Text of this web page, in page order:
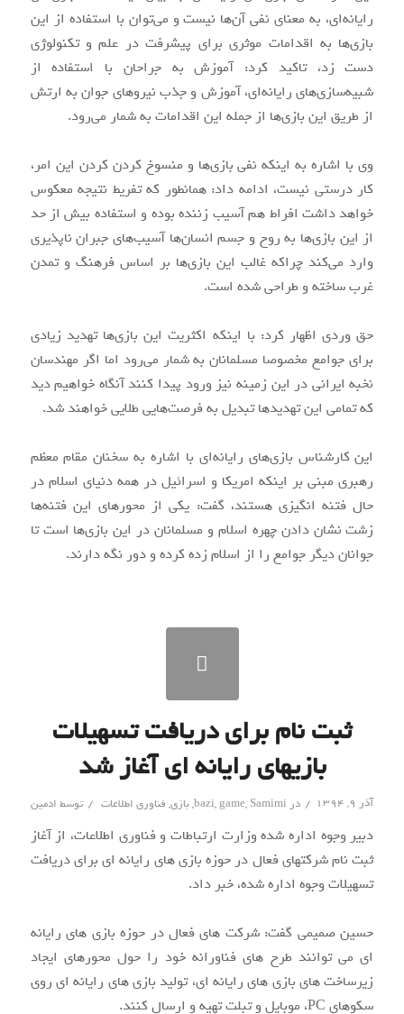
رایانه‌ای، به معنای نفی آن‌ها نیست و می‌توان با استفاده از این
بازی‌ها به اقدامات موثری برای پیشرفت در علم و تکنولوژی
دست زد، تاکید کرد: آموزش به جراحان با استفاده از
شبیه‌‎سازی‌های رایانه‌ای، آموزش و جذب نیروهای جوان به ارتش
از طریق این بازی‌ها از جمله این اقدامات به شمار می‌رود.
وی با اشاره به اینکه نفی بازی‌ها و منسوخ کردن کردن این امر،
کار درستی نیست، ادامه داد: همانطور که تفریط نتیجه معکوس
خواهد داشت افراط هم آسیب زننده بوده و استفاده بیش از حد
از این بازی‌ها به روح و جسم انسان‌ها آسیب‌های جبران نا‌پذیری
وارد می‌کند چراکه غالب این بازی‌ها بر اساس فرهنگ و تمدن
غرب ساخته و طراحی شده است.
حق وردی اظهار کرد: با اینکه اکثریت این بازی‌ها تهدید زیادی
برای جوامع مخصوصا مسلمانان به شمار می‌رود اما اگر مهندسان
نخبه ایرانی در این زمینه نیز ورود پیدا کنند آنگاه خواهیم دید
که تمامی این تهدیدها تبدیل به فرصت‌هایی طلایی خواهند شد.
این کارشناس بازی‌های رایانه‌ای با اشاره به سخنان مقام معظم
رهبری مبنی بر اینکه امریکا و اسرائیل در همه دنیای اسلام در
حال فتنه انگیزی هستند، گفت: یکی از محورهای این فتنه‌ها
زشت نشان دادن چهره اسلام و مسلمانان در این بازی‌ها است تا
جوانان دیگر جوامع را از اسلام زده کرده و دور نگه دارند.
ثبت نام برای دریافت تسهیلات
بازیهای رایانه ای آغاز شد
آذر ۹, ۱۳۹۴ / در bazi,game, Samimi
,بازی, فناوری اطلاعات / توسط ادمین
دبیر وجوه اداره شده وزارت ارتباطات و فناوری اطلاعات، از آغاز
ثبت نام شرکتهای فعال در حوزه بازی های رایانه ای برای دریافت
تسهیلات وجوه اداره شده، خبر داد.
حسین صمیمی گفت: شرکت های فعال در حوزه بازی های رایانه
ای می توانند طرح های فناورانه خود را حول محورهای ایجاد
زیرساخت های بازی های رایانه ای، تولید بازی های رایانه ای روی
سکوهای PC، موبایل و تبلت تهیه و ارسال کنند.